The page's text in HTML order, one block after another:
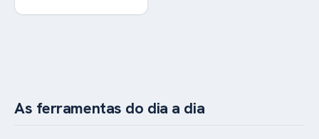
do tempo e funciona
As ferramentas do dia a dia